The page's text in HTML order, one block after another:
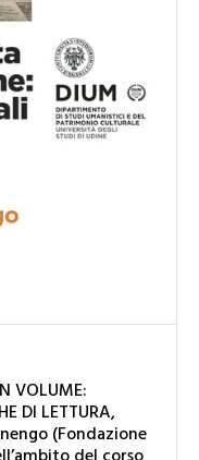
VOLUME:
DI LETTURA,
(Fondazione